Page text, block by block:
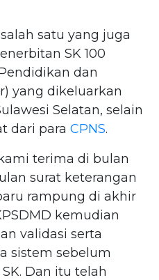
satu yang juga
SK 100
dan
yang dikeluarkan
Selatan, selain
dari para CPNS.
terima di bulan
surat keterangan
rampung di akhir
kemudian
validasi serta
sistem sebelum
Dan itu telah